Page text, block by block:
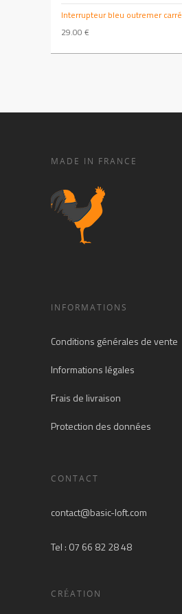
Interrupteur bleu outremer carré
29.00 €
MADE IN FRANCE
INFORMATIONS
Conditions générales de vente
Informations légales
Frais de livraison
Protection des données
CONTACT
contact@basic-loft.com
Tel : 07 66 82 28 48
CRÉATION